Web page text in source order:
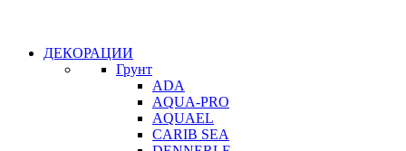
ДЕКОРАЦИИ
Грунт
ADA
AQUA-PRO
AQUAEL
CARIB SEA